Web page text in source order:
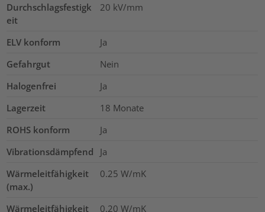
Durchschlagsfestigk
eit
20 kV/mm
ELV konform
Ja
Gefahrgut
Nein
Halogenfrei
Ja
Lagerzeit
18 Monate
ROHS konform
Ja
Vibrationsdämpfend
Ja
Wärmeleitfähigkeit
(max.)
0.25 W/mK
Wärmeleitfähigkeit 0.20 W/mK